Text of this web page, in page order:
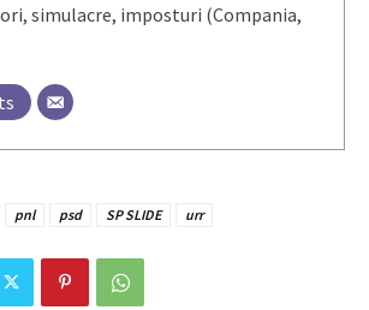
simulacre, imposturi (Compania,
pnl psd SP SLIDE urr